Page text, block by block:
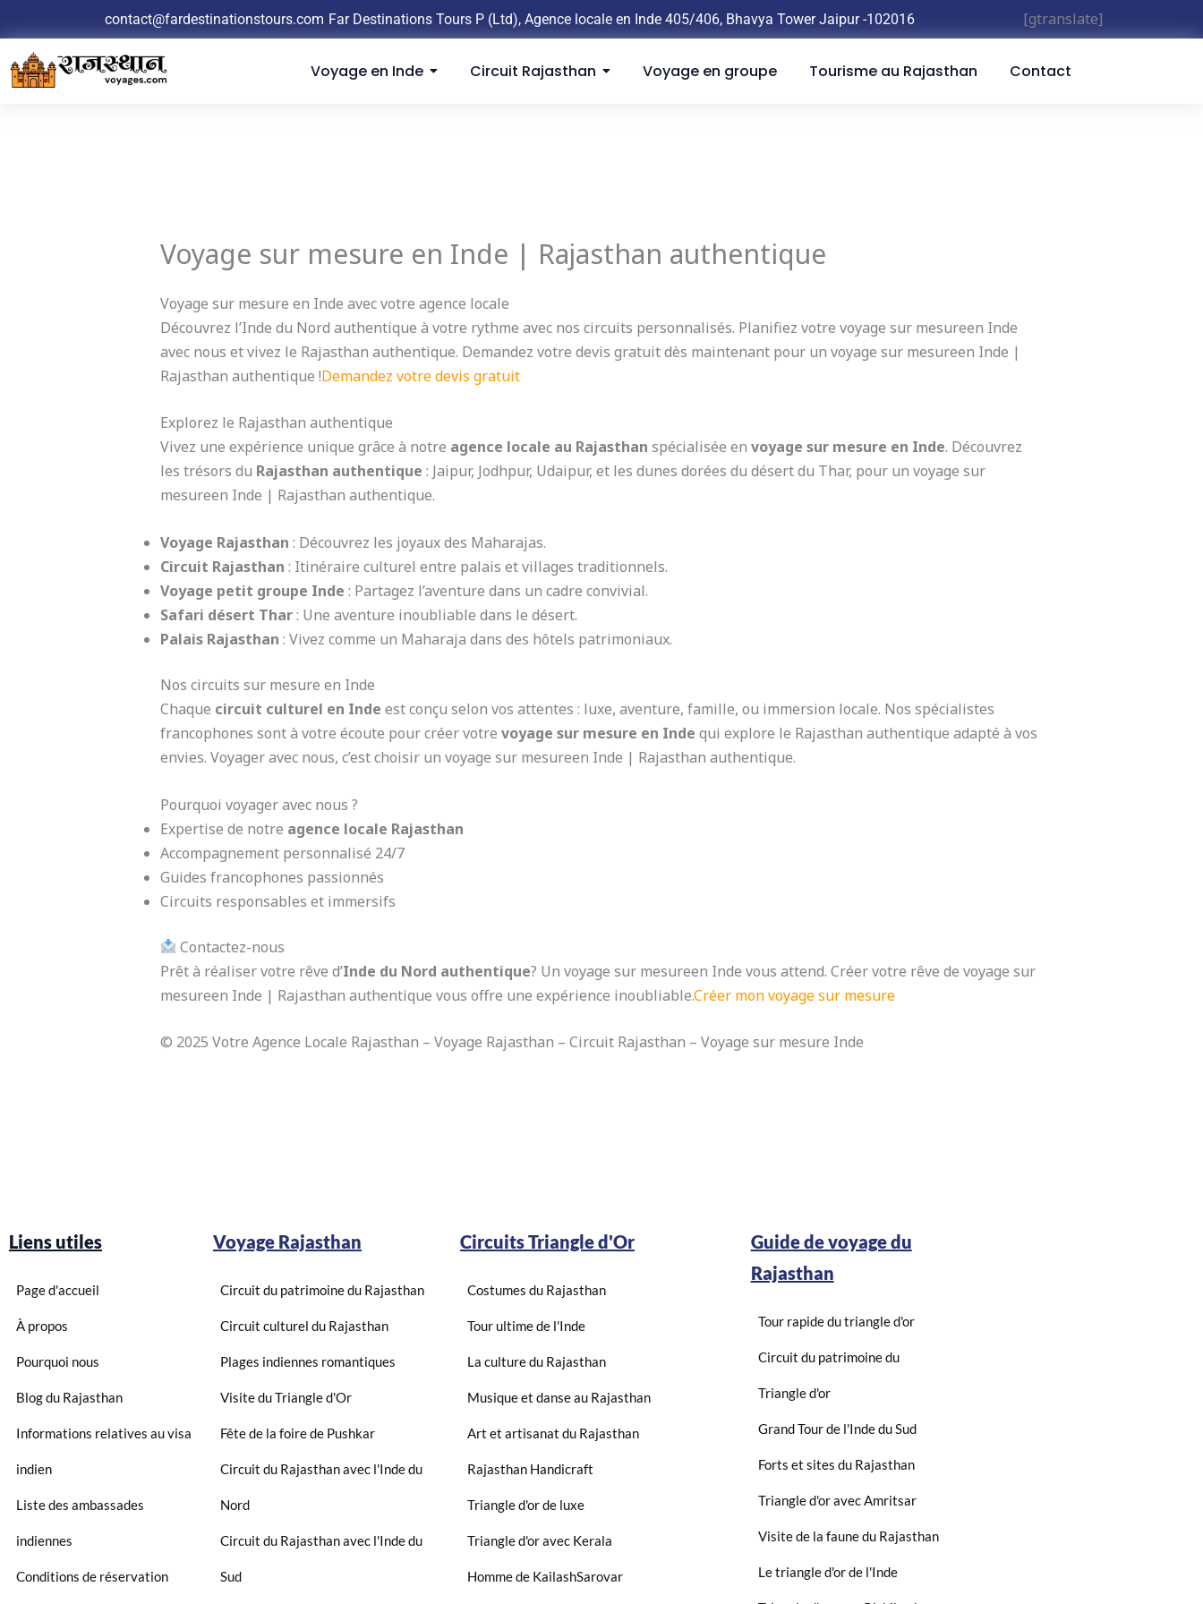
au
contenu
contact@fardestinationstours.com Far Destinations Tours P (Ltd), Agence locale en Inde 405/406, Bhavya Tower Jaipur-102016 [gtranslate]
Voyage en Inde Circuit Rajasthan Voyage en groupe Tourisme au Rajasthan Contact
Voyage sur mesure en Inde | Rajasthan authentique
Voyage sur mesure en Inde avec votre agence locale
Découvrez l’Inde du Nord authentique à votre rythme avec nos circuits personnalisés. Planifiez votre voyage sur mesureen Inde
avec nous et vivez le Rajasthan authentique. Demandez votre devis gratuit dès maintenant pour un voyage sur mesureen Inde |
Rajasthan authentique !Demandez votre devis gratuit
Explorez le Rajasthan authentique
Vivez une expérience unique grâce à notre agence locale au Rajasthan spécialisée en voyage sur mesure en Inde. Découvrez
les trésors du Rajasthan authentique : Jaipur, Jodhpur, Udaipur, et les dunes dorées du désert du Thar, pour un voyage sur
mesureen Inde | Rajasthan authentique.
Voyage Rajasthan : Découvrez les joyaux des Maharajas.
Circuit Rajasthan : Itinéraire culturel entre palais et villages traditionnels.
Voyage petit groupe Inde : Partagez l’aventure dans un cadre convivial.
Safari désert Thar: Une aventure inoubliable dans le désert.
Palais Rajasthan : Vivez comme un Maharaja dans des hôtels patrimoniaux.
Nos circuits sur mesure en Inde
Chaque circuit culturel en Inde est conçu selon vos attentes : luxe, aventure, famille, ou immersion locale. Nos spécialistes
francophones sont à votre écoute pour créer votre voyage sur mesure en Inde qui explore le Rajasthan authentique adapté à vos
envies. Voyager avec nous, c’est choisir un voyage sur mesureen Inde | Rajasthan authentique.
Pourquoi voyager avec nous ?
Expertise de notre agence locale Rajasthan
Accompagnement personnalisé 24/7
Guides francophones passionnés
Circuits responsables et immersifs
Contactez-nous
Prêt à réaliser votre rêve d’Inde du Nord authentique? Un voyage sur mesureen Inde vous attend. Créer votre rêve de voyage sur
mesureen Inde | Rajasthan authentique vous offre une expérience inoubliable.Créer mon voyage sur mesure
© 2025 Votre Agence Locale Rajasthan – Voyage Rajasthan – Circuit Rajasthan – Voyage sur mesure Inde
Liens utiles
Page d'accueil
À propos
Pourquoi nous
Blog du Rajasthan
Informations relatives au visa
indien
Liste des ambassades
indiennes
Conditions de réservation
Voyage Rajasthan
Circuit du patrimoine du Rajasthan
Circuit culturel du Rajasthan
Plages indiennes romantiques
Visite du Triangle d'Or
Fête de la foire de Pushkar
Circuit du Rajasthan avec l'Inde du
Nord
Circuit du Rajasthan avec l'Inde du
Sud
Circuits Triangle d'Or
Costumes du Rajasthan
Tour ultime de l'Inde
La culture du Rajasthan
Musique et danse au Rajasthan
Art et artisanat du Rajasthan
Rajasthan Handicraft
Triangle d'or de luxe
Triangle d'or avec Kerala
Homme de KailashSarovar
Guide de voyage du
Rajasthan
Tour rapide du triangle d'or
Circuit du patrimoine du
Triangle d'or
Grand Tour de l'Inde du Sud
Forts et sites du Rajasthan
Triangle d'or avec Amritsar
Visite de la faune du Rajasthan
Le triangle d'or de l'Inde